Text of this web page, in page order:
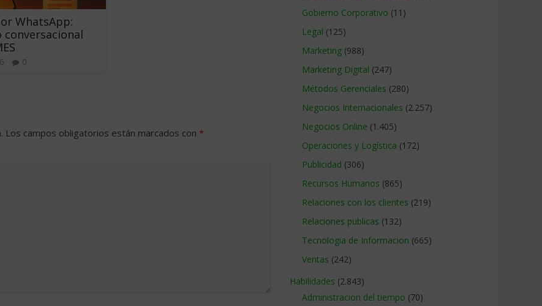
WhatsApp:
conversacional
0
Los campos obligatorios están marcados con *
Gobierno Corporativo (11)
Legal (125)
Marketing (988)
Marketing Digital (247)
Métodos Gerenciales (280)
Negocios Internacionales (2.257)
Negocios Online (1.405)
Operaciones y Logística (172)
Publicidad (306)
Recursos Humanos (865)
Relaciones con los clientes (219)
Relaciones publicas (132)
Tecnologia de Informacion (665)
Ventas (242)
Habilidades (2.843)
Administracion del tiempo (70)